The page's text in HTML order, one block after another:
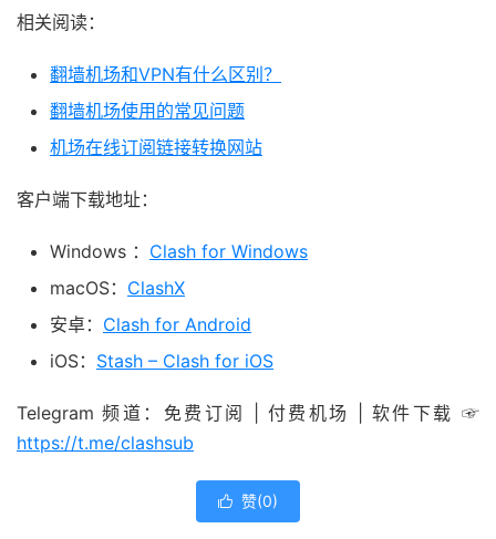
相关阅读：
翻墙机场和VPN有什么区别？
翻墙机场使用的常见问题
机场在线订阅链接转换网站
客户端下载地址：
Windows ： Clash for Windows
macOS： ClashX
安卓： Clash for Android
iOS： Stash – Clash for iOS
Telegram 频道：免费订阅 | 付费机场 | 软件下载 ☞
https://t.me/clashsub
 赞(0)